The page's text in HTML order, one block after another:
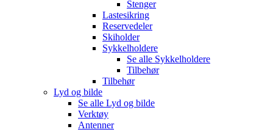
Stenger
Lastesikring
Reservedeler
Skiholder
Sykkelholdere
Se alle Sykkelholdere
Tilbehør
Tilbehør
Lyd og bilde
Se alle Lyd og bilde
Verktøy
Antenner